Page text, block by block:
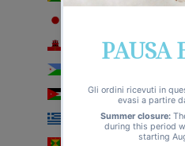
Gibilterra (EUR €)
Giordania (EUR €)
Grecia (EUR €)